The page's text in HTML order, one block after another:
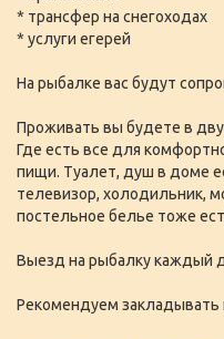
* трансфер на снегоходах
* услуги егерей
На рыбалке вас будут
Проживать вы будете в
Где есть все для
пищи. Туалет, душ в доме
телевизор, холодильник,
постельное белье тоже
Выезд на рыбалку каждый
Рекомендуем закладывать